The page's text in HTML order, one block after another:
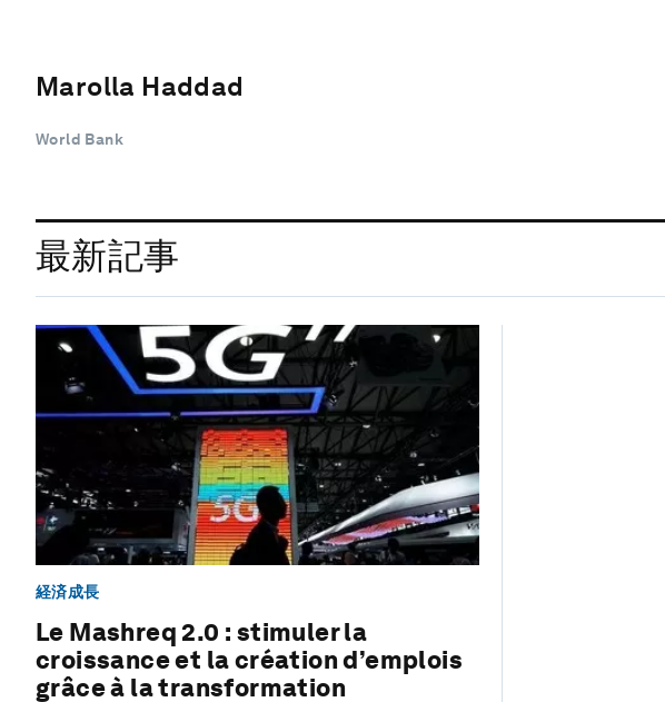
Marolla Haddad
World Bank
最新記事
経済成長
Le Mashreq 2.0 : stimuler la
croissance et la création d’emplois
grâce à la transformation